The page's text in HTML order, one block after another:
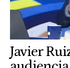
Javier